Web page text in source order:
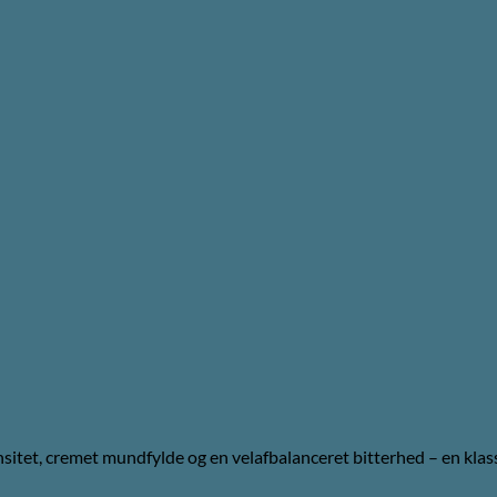
cremet mundfylde og en velafbalanceret bitterhed – en